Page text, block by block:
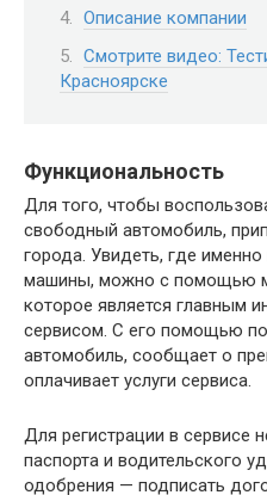
Описание компании
Смотрите видео:
Красноярске
Функциональность
Для того, чтобы
свободный автомобиль,
города. Увидеть, где
машины, можно с помощью
которое является главным
сервисом. С его помощью
автомобиль, сообщает о
оплачивает услуги сервиса.
Для регистрации в сервисе
паспорта и водительского
одобрения — подписать